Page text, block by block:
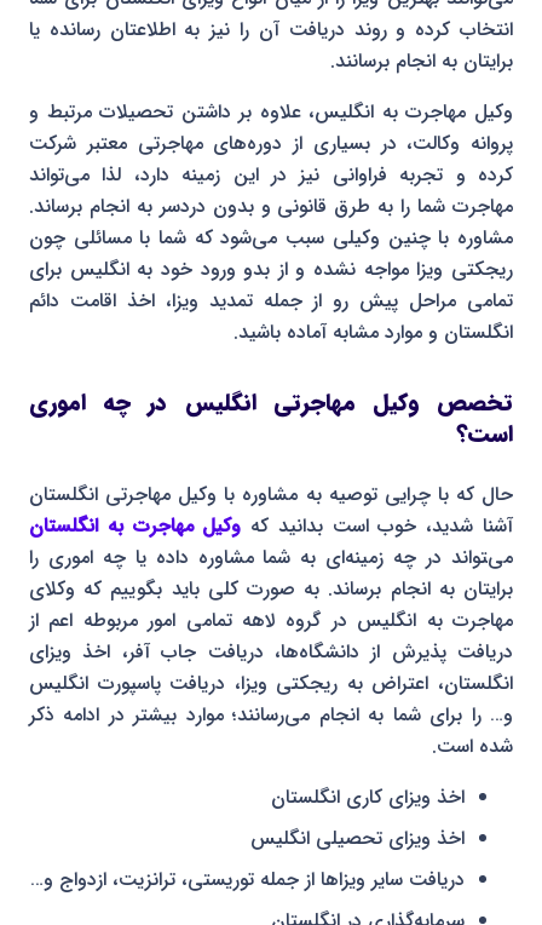
انتخاب کرده و روند دریافت آن را نیز به اطلاعتان رسانده یا
برایتان به انجام برسانند.
وکیل مهاجرت به انگلیس، علاوه بر داشتن تحصیلات مرتبط و
پروانه وکالت، در بسیاری از دوره‌های مهاجرتی معتبر شرکت
کرده و تجربه فراوانی نیز در این زمینه دارد، لذا می‌تواند
مهاجرت شما را به طرق قانونی و بدون دردسر به انجام برساند.
مشاوره با چنین وکیلی سبب می‌شود که شما با مسائلی چون
ریجکتی ویزا مواجه نشده و از بدو ورود خود به انگلیس برای
تمامی مراحل پیش رو از جمله تمدید ویزا، اخذ اقامت دائم
انگلستان و موارد مشابه آماده باشید.
تخصص وکیل مهاجرتی انگلیس در چه اموری
است؟
حال که با چرایی توصیه به مشاوره با وکیل مهاجرتی انگلستان
آشنا شدید، خوب است بدانید که وکیل مهاجرت به انگلستان
می‌‍تواند در چه زمینه‌ای به شما مشاوره داده یا چه اموری را
برایتان به انجام برساند. به صورت کلی باید بگوییم که وکلای
مهاجرت به انگلیس در گروه لاهه تمامی امور مربوطه اعم از
دریافت پذیرش از دانشگاه‌ها، دریافت جاب آفر، اخذ ویزای
انگلستان، اعتراض به ریجکتی ویزا، دریافت پاسپورت انگلیس
و… را برای شما به انجام می‌رسانند؛ موارد بیشتر در ادامه ذکر
شده است.
اخذ ویزای کاری انگلستان
اخذ ویزای تحصیلی انگلیس
دریافت سایر ویزاها از جمله توریستی، ترانزیت، ازدواج و…